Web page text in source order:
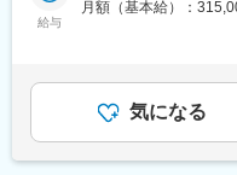
るグローバル生活文化
変更の範囲：会社の定
■ポジションの魅力：
◎パチンコ・パチスロ
や情熱を存分に発揮す
給与
月額（基本給）：
月）賃金はあくまでも
可能性があります。月
気になる